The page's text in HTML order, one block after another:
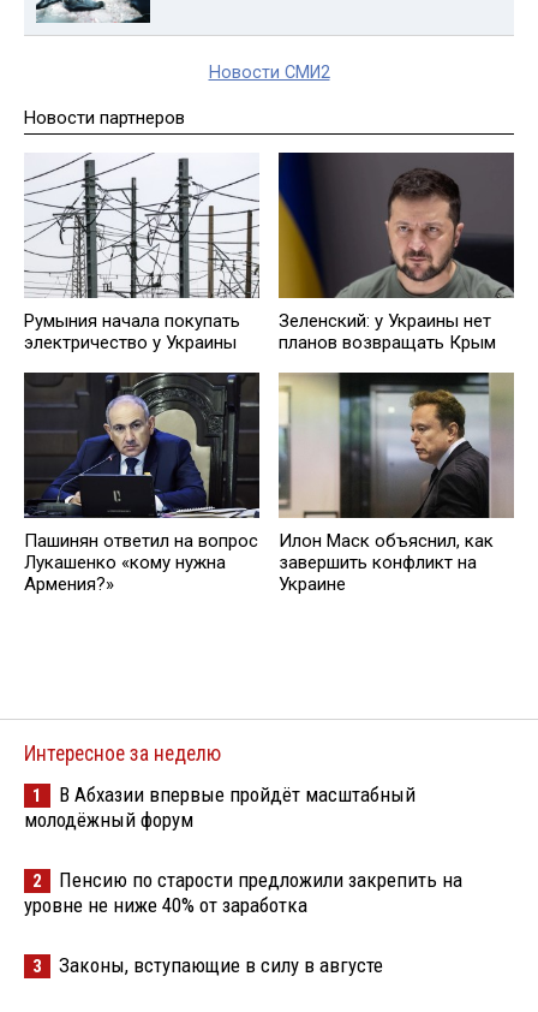
Новости СМИ2
Новости партнеров
Румыния начала покупать
электричество у Украины
Зеленский: у Украины нет
планов возвращать Крым
Пашинян ответил на вопрос
Лукашенко «кому нужна
Армения?»
Илон Маск объяснил, как
завершить конфликт на
Украине
Интересное за неделю
1
В Абхазии впервые пройдёт масштабный
молодёжный форум
2
Пенсию по старости предложили закрепить на
уровне не ниже 40% от заработка
3 Законы, вступающие в силу в августе